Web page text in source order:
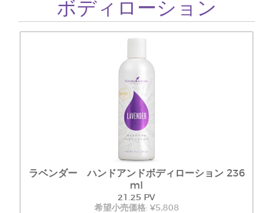
ボディローション
ラベンダー ハンドアンドボディローション 236
ml
21.25 PV
希望小売価格: ¥5,808